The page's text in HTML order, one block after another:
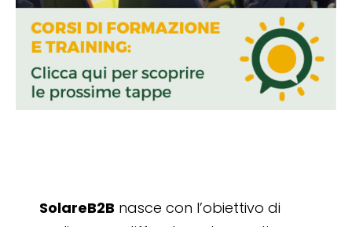
SolareB2B nasce con l’obiettivo di